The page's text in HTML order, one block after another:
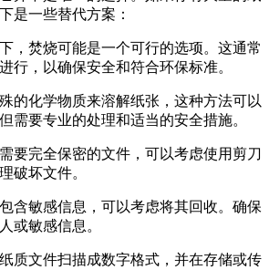
是一些替代方案：
，焚烧可能是一个可行的选项。这通常
行，以确保安全和符合环保标准。
的化学物质来溶解纸张，这种方法可以
需要专业的处理和适当的安全措施。
要完全保密的文件，可以考虑使用剪刀
破坏文件。
含敏感信息，可以考虑将其回收。确保
或敏感信息。
质文件扫描成数字格式，并在存储或传